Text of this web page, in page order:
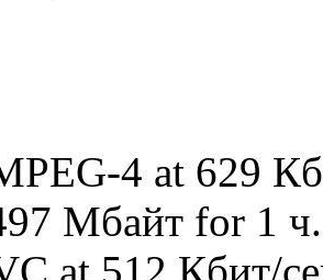
4 at 629
Мбайт for 1